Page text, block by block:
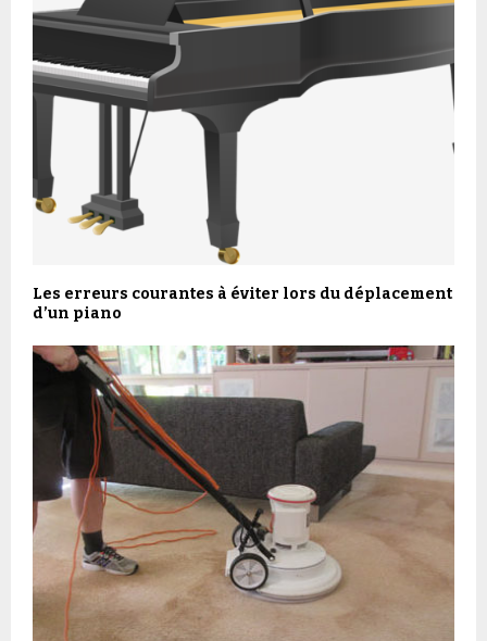
Les erreurs courantes à éviter lors du déplacement
d’un piano